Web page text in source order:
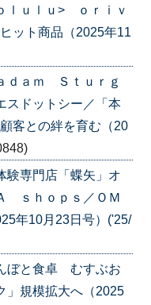
ｌｕｌｕ> ｏｒｉｖ
ット商品（2025年11
ｄａｍ Ｓｔｕｒｇ
ドットシー／「本
客との絆を育む（20
験専門店「蝶矢」オ
ｓｈｏｐｓ／ＯＭ
年10月23日号）('25/
ぼと食卓 むすぶお
規模拡大へ（2025